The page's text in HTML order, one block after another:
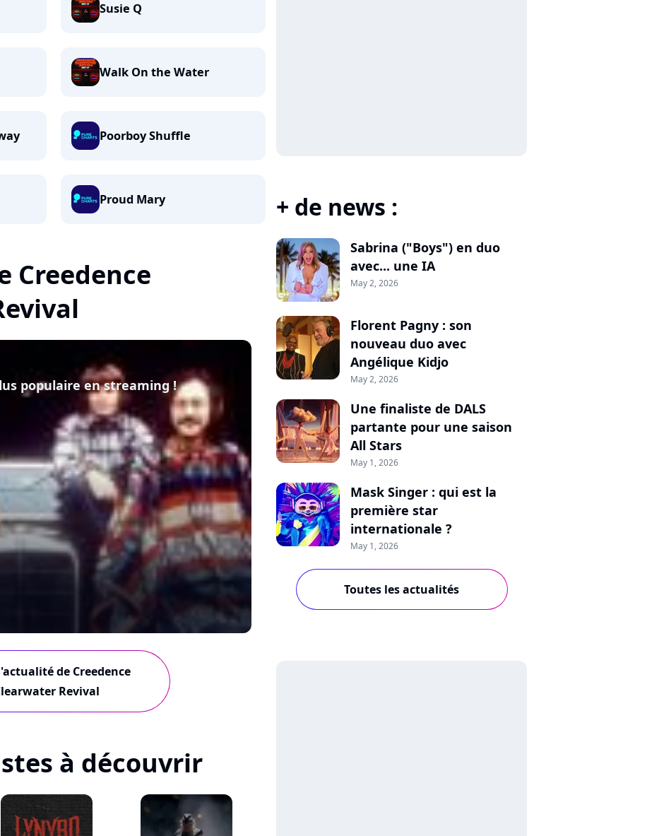
Susie Q
Walk On the Water
Poorboy Shuffle
Proud Mary
Creedence
populaire en streaming !
de Creedence
Revival
à découvrir
+ de news :
Sabrina ("Boys") en duo
avec... une IA
May 2, 2026
Florent Pagny : son
nouveau duo avec
Angélique Kidjo
May 2, 2026
Une finaliste de DALS
partante pour une saison
All Stars
May 1, 2026
Mask Singer : qui est la
première star
internationale ?
May 1, 2026
Toutes les actualités